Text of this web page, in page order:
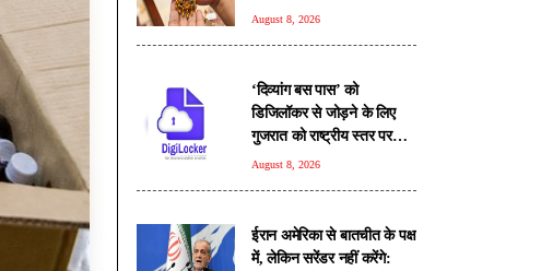
August 8, 2026
‘दिव्यांग बस पास’ को
डिजिलॉकर से जोड़ने के लिए
गुजरात को राष्ट्रीय स्तर पर
मिला सम्मान
August 8, 2026
ईरान अमेरिका से बातचीत के पक्ष
में, लेकिन सरेंडर नहीं करेंगे: